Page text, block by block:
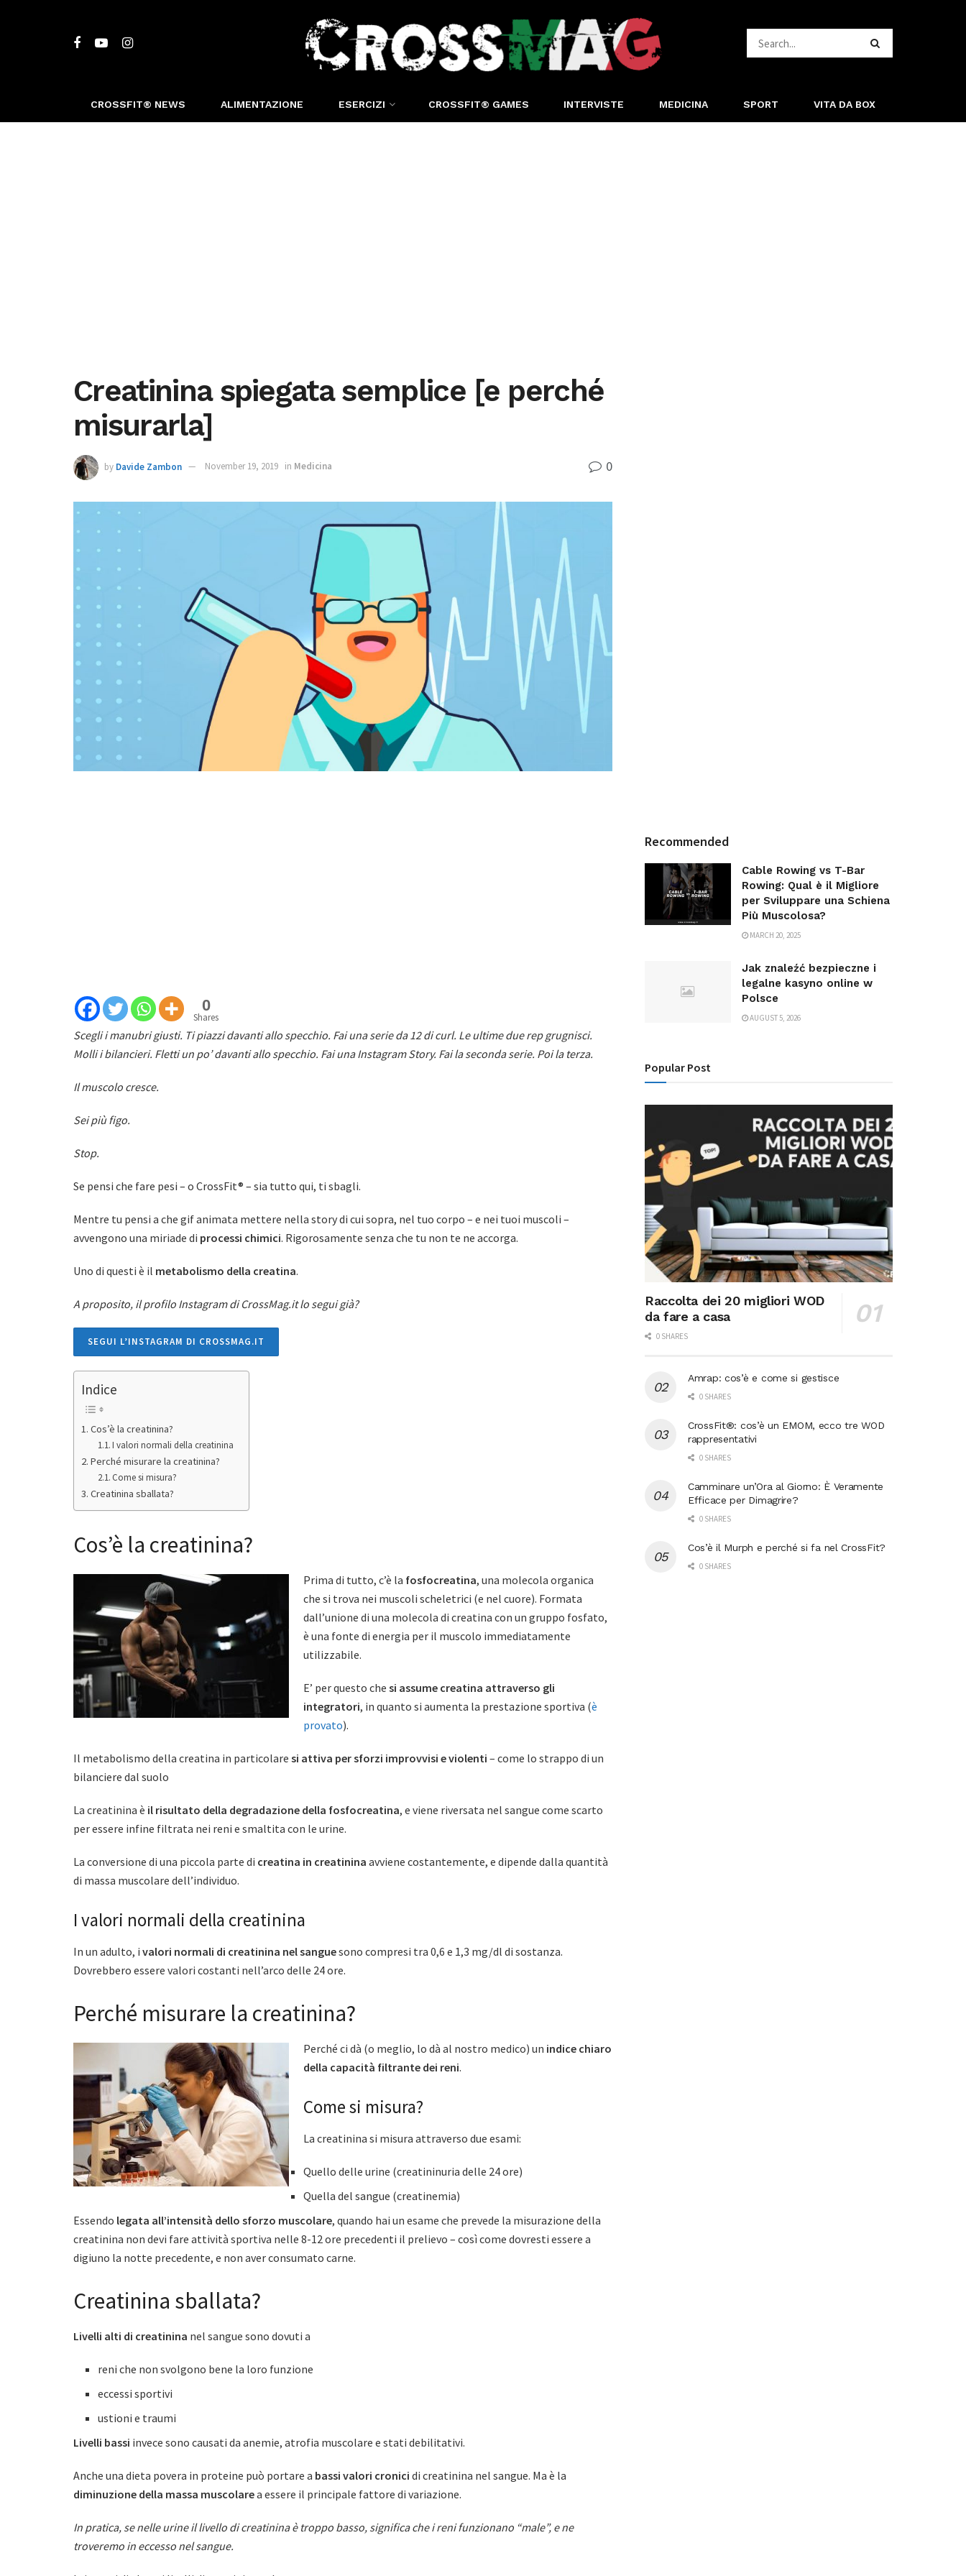
CROSSFIT® NEWS ALIMENTAZIONE ESERCIZI CROSSFIT® GAMES INTERVISTE MEDICINA SPORT VITA DA BOX
Creatinina spiegata semplice [e perché
misurarla]
by Davide Zambon November 19, 2019 in Medicina 0
0
Shares
Scegli i manubri giusti. Ti piazzi davanti allo specchio. Fai una serie da 12 di curl. Le ultime due rep grugnisci.
Molli i bilancieri. Fletti un po’ davanti allo specchio. Fai una Instagram Story. Fai la seconda serie. Poi la terza.
Il muscolo cresce.
Sei più figo.
Stop.
Se pensi che fare pesi – o CrossFit® – sia tutto qui, ti sbagli.
Mentre tu pensi a che gif animata mettere nella story di cui sopra, nel tuo corpo – e nei tuoi muscoli –
avvengono una miriade di processi chimici. Rigorosamente senza che tu non te ne accorga.
Uno di questi è il metabolismo della creatina.
A proposito, il profilo Instagram di CrossMag.it lo segui già?
SEGUI L’INSTAGRAM DI CROSSMAG.IT
Indice
Cos’è la creatinina?
I valori normali della creatinina
Perché misurare la creatinina?
Come si misura?
Creatinina sballata?
Cos’è la creatinina?
Prima di tutto, c’è la fosfocreatina, una molecola organica
che si trova nei muscoli scheletrici (e nel cuore). Formata
dall’unione di una molecola di creatina con un gruppo fosfato,
è una fonte di energia per il muscolo immediatamente
utilizzabile.
E’ per questo che si assume creatina attraverso gli
integratori, in quanto si aumenta la prestazione sportiva (è
provato).
Il metabolismo della creatina in particolare si attiva per sforzi improvvisi e violenti – come lo strappo di un
bilanciere dal suolo
La creatinina è il risultato della degradazione della fosfocreatina, e viene riversata nel sangue come scarto
per essere infine filtrata nei reni e smaltita con le urine.
La conversione di una piccola parte di creatina in creatinina avviene costantemente, e dipende dalla quantità
di massa muscolare dell’individuo.
I valori normali della creatinina
In un adulto, i valori normali di creatinina nel sanguesono compresi tra 0,6 e 1,3 mg/dl di sostanza.
Dovrebbero essere valori costanti nell’arco delle 24 ore.
Perché misurare la creatinina?
Perché ci dà (o meglio, lo dà al nostro medico) un indice chiaro
della capacità filtrante dei reni.
Come si misura?
La creatinina si misura attraverso due esami:
Quello delle urine (creatininuria delle 24 ore)
Quella del sangue (creatinemia)
Essendo legata all’intensità dello sforzo muscolare, quando hai un esame che prevede la misurazione della
creatinina non devi fare attività sportiva nelle 8-12 ore precedenti il prelievo – così come dovresti essere a
digiuno la notte precedente, e non aver consumato carne.
Creatinina sballata?
Livelli alti di creatinina nel sangue sono dovuti a
reni che non svolgono bene la loro funzione
eccessi sportivi
ustioni e traumi
Livelli bassi invece sono causati da anemie, atrofia muscolare e stati debilitativi.
Anche una dieta povera in proteine può portare a bassi valori cronici di creatinina nel sangue. Ma è la
diminuzione della massa muscolarea essere il principale fattore di variazione.
In pratica, se nelle urine il livello di creatinina è troppo basso, significa che i reni funzionano “male”, e ne
troveremo in eccesso nel sangue.
Recommended
Cable Rowing vs T-Bar
Rowing: Qual è il Migliore
per Sviluppare una Schiena
Più Muscolosa?
MARCH 20, 2025
Jak znaleźć bezpieczne i
legalne kasyno online w
Polsce
AUGUST 5, 2026
Popular Post
Raccolta dei 20 migliori WOD
da fare a casa
0 SHARES
Amrap: cos’è e come si gestisce
0 SHARES
CrossFit®: cos’è un EMOM, ecco tre WOD
rappresentativi
0 SHARES
Camminare un’Ora al Giorno: È Veramente
Efficace per Dimagrire?
0 SHARES
Cos’è il Murph e perché si fa nel CrossFit?
0 SHARES